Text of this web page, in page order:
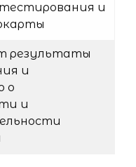
и
результаты
и
о
и